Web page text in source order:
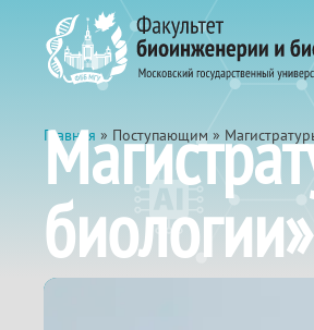
Главная » Поступающим »
биологии»